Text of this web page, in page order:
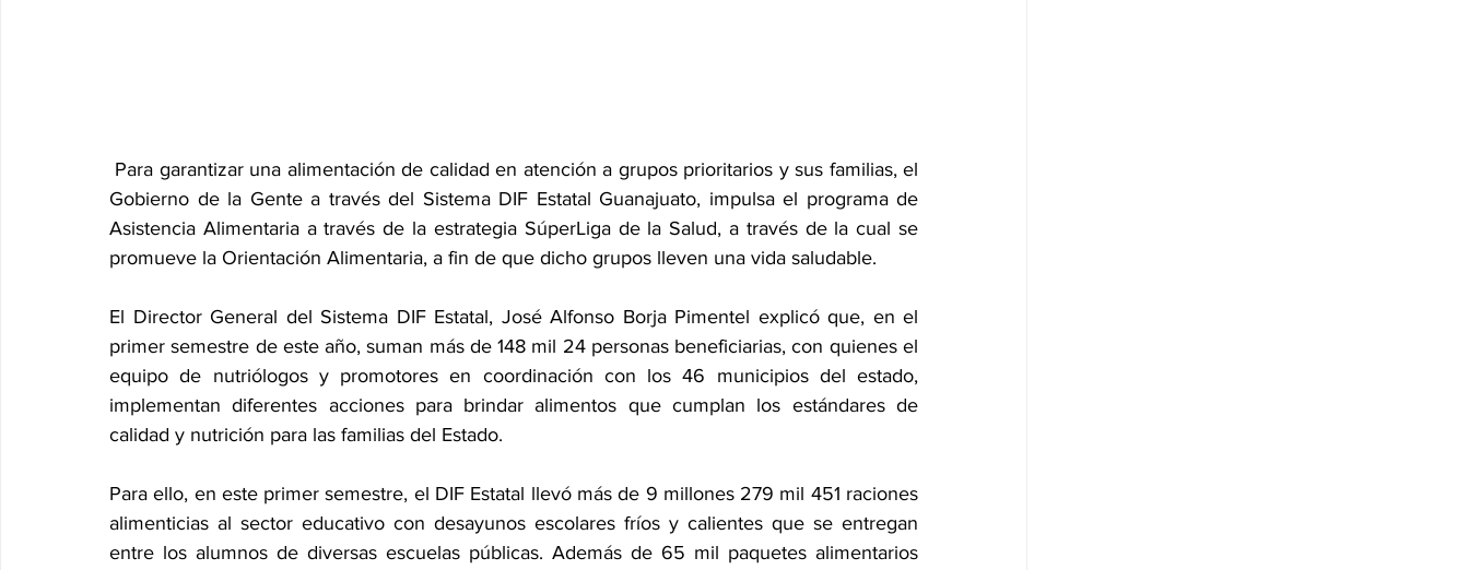
Gobierno de la Gente a través del Sistema DIF Estatal Guanajuato, impulsa el programa de
Asistencia Alimentaria a través de la estrategia SúperLiga de la Salud, a través de la cual se
promueve la Orientación Alimentaria, a fin de que dicho grupos lleven una vida saludable.
El Director General del Sistema DIF Estatal, José Alfonso Borja Pimentel explicó que, en el
primer semestre de este año, suman más de 148 mil 24 personas beneficiarias, con quienes el
equipo de nutriólogos y promotores en coordinación con los 46 municipios del estado,
implementan diferentes acciones para brindar alimentos que cumplan los estándares de
calidad y nutrición para las familias del Estado.
Para ello, en este primer semestre, el DIF Estatal llevó más de 9 millones 279 mil 451 raciones
alimenticias al sector educativo con desayunos escolares fríos y calientes que se entregan
entre los alumnos de diversas escuelas públicas. Además de 65 mil paquetes alimentarios